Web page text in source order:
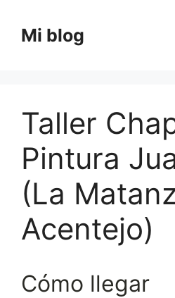
contenido
Mi blog
Taller
Pintura
(La
Acentejo)
Cómo llegar